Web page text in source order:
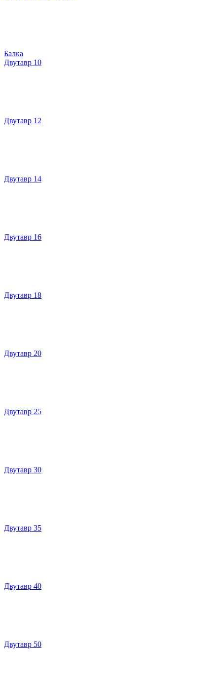
Балка
Двутавр 10
Двутавр 12
Двутавр 14
Двутавр 16
Двутавр 18
Двутавр 20
Двутавр 25
Двутавр 30
Двутавр 35
Двутавр 40
Двутавр 50